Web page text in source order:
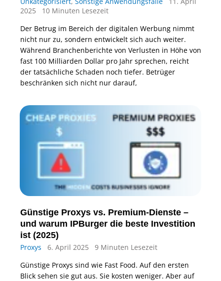
2025
10 Minuten Lesezeit
Der Betrug im Bereich der digitalen Werbung nimmt
nicht nur zu, sondern entwickelt sich auch weiter.
Während Branchenberichte von Verlusten in Höhe von
fast 100 Milliarden Dollar pro Jahr sprechen, reicht
der tatsächliche Schaden noch tiefer. Betrüger
beschränken sich nicht nur darauf,
Günstige Proxys vs. Premium-Dienste –
und warum IPBurger die beste Investition
ist (2025)
Proxys 6. April 2025
9 Minuten Lesezeit
Günstige Proxys sind wie Fast Food. Auf den ersten
Blick sehen sie gut aus. Sie kosten weniger. Aber auf